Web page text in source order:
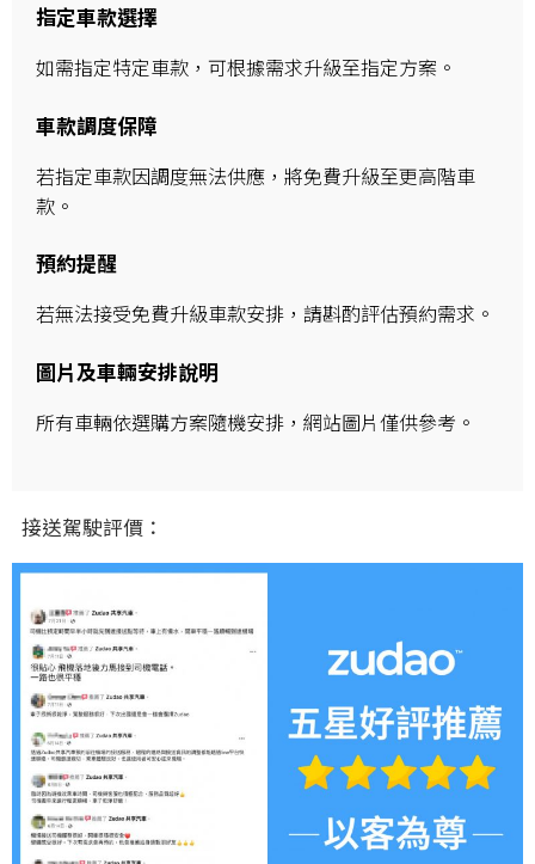
指定車款選擇
如需指定特定車款，可根據需求升級至指定方案。
車款調度保障
若指定車款因調度無法供應，將免費升級至更高階車
款。
預約提醒
若無法接受免費升級車款安排，請斟酌評估預約需求。
圖片及車輛安排說明
所有車輛依選購方案隨機安排，網站圖片僅供參考。
接送駕駛評價：